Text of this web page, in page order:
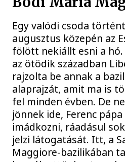
Egy valódi csoda
augusztus közepén az
fölött nekiállt esni a hó.
az ötödik században
rajzolta be annak a
alaprajzát, amit ma is
fel minden évben. De
jönnek ide, Ferenc
imádkozni, ráadásul
jelzi látogatását. Itt, a
Maggiore-bazilikában